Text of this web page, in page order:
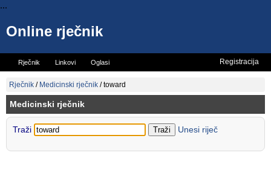
...
Online rječnik
Rječnik Linkovi Oglasi
Vicevi
Registracija
Rječnik / Medicinski rječnik /toward
Medicinski rječnik
Traži Unesi riječ